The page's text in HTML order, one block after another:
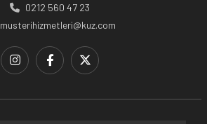
0212 560 47 23
musterihizmetleri@kuz.com